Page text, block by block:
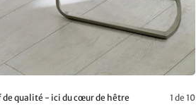
qualité - ici du cœur de hêtre 1 de 10